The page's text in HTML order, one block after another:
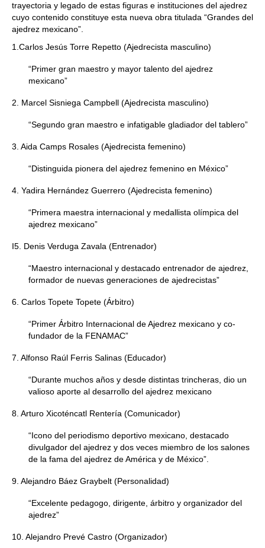
trayectoria y legado de estas figuras e instituciones del ajedrez
cuyo contenido constituye esta nueva obra titulada “Grandes del
ajedrez mexicano”.
1.Carlos Jesús Torre Repetto (Ajedrecista masculino)
“Primer gran maestro y mayor talento del ajedrez
mexicano”
2. Marcel Sisniega Campbell (Ajedrecista masculino)
“Segundo gran maestro e infatigable gladiador del tablero”
3. Aida Camps Rosales (Ajedrecista femenino)
“Distinguida pionera del ajedrez femenino en México”
4. Yadira Hernández Guerrero (Ajedrecista femenino)
“Primera maestra internacional y medallista olímpica del
ajedrez mexicano”
I5. Denis Verduga Zavala (Entrenador)
“Maestro internacional y destacado entrenador de ajedrez,
formador de nuevas generaciones de ajedrecistas”
6. Carlos Topete Topete (Árbitro)
“Primer Árbitro Internacional de Ajedrez mexicano y co-
fundador de la FENAMAC”
7. Alfonso Raúl Ferris Salinas (Educador)
“Durante muchos años y desde distintas trincheras, dio un
valioso aporte al desarrollo del ajedrez mexicano
8. Arturo Xicoténcatl Rentería (Comunicador)
“Icono del periodismo deportivo mexicano, destacado
divulgador del ajedrez y dos veces miembro de los salones
de la fama del ajedrez de América y de México”.
9. Alejandro Báez Graybelt (Personalidad)
“Excelente pedagogo, dirigente, árbitro y organizador del
ajedrez”
10. Alejandro Prevé Castro (Organizador)